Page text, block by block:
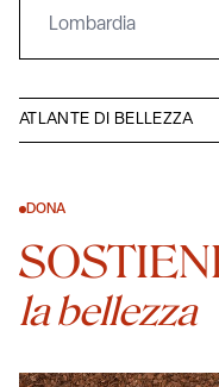
ATLANTE DI BELLEZZA
Lombardia
DONA
la bellezza